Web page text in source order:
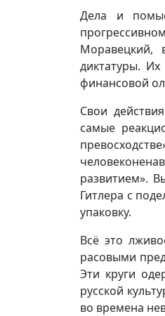
Дела и
Моравецкий,
диктатуры.
финансовой
Свои
самые
развитием».
Гитлера с
упаковку.
Всё это
расовыми
Эти круги
русской
во времена